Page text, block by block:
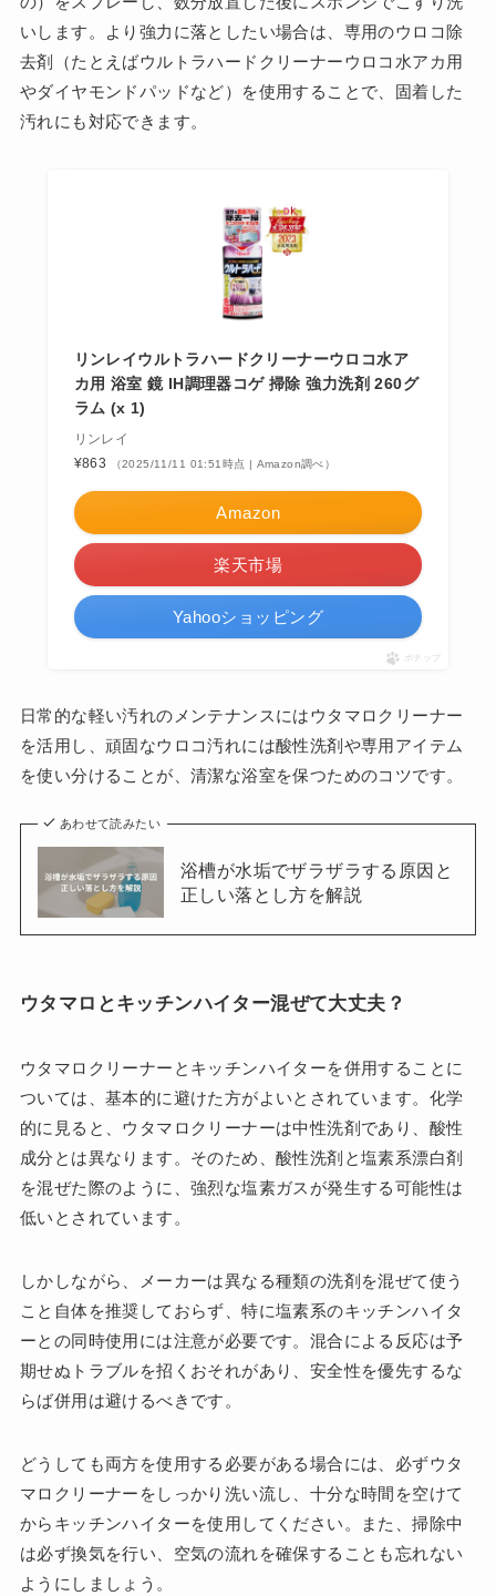
いします。より強力に落としたい場合は、専用のウロコ除
去剤（たとえばウルトラハードクリーナーウロコ水アカ用
やダイヤモンドパッドなど）を使用することで、固着した
汚れにも対応できます。
リンレイウルトラハードクリーナーウロコ水ア
カ用 浴室 鏡 IH調理器コゲ 掃除 強力洗剤 260グ
ラム (x 1)
リンレイ
¥863
（2025/11/11 01:51時点 | Amazon調べ）
Amazon
楽天市場
Yahooショッピング
ポチップ
日常的な軽い汚れのメンテナンスにはウタマロクリーナー
を活用し、頑固なウロコ汚れには酸性洗剤や専用アイテム
を使い分けることが、清潔な浴室を保つためのコツです。
あわせて読みたい
浴槽が水垢でザラザラする原因と
正しい落とし方を解説
ウタマロとキッチンハイター混ぜて大丈夫？
ウタマロクリーナーとキッチンハイターを併用することに
ついては、基本的に避けた方がよいとされています。化学
的に見ると、ウタマロクリーナーは中性洗剤であり、酸性
成分とは異なります。そのため、酸性洗剤と塩素系漂白剤
を混ぜた際のように、強烈な塩素ガスが発生する可能性は
低いとされています。
しかしながら、メーカーは異なる種類の洗剤を混ぜて使う
こと自体を推奨しておらず、特に塩素系のキッチンハイタ
ーとの同時使用には注意が必要です。混合による反応は予
期せぬトラブルを招くおそれがあり、安全性を優先するな
らば併用は避けるべきです。
どうしても両方を使用する必要がある場合には、必ずウタ
マロクリーナーをしっかり洗い流し、十分な時間を空けて
からキッチンハイターを使用してください。また、掃除中
は必ず換気を行い、空気の流れを確保することも忘れない
ようにしましょう。